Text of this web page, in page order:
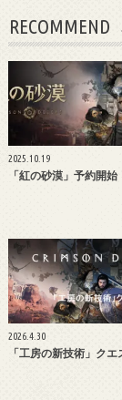
RECOMMEND
2025.10.19
「紅の砂漠」予約開始
2026.4.30
「工房の新技術」クエ